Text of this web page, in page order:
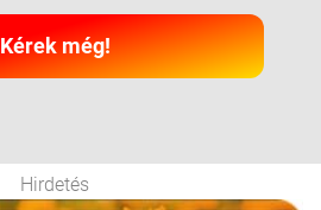
Kérek még!
Hirdetés